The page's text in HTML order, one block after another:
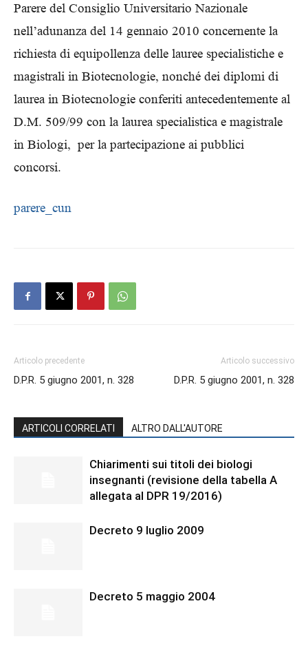
Parere del Consiglio Universitario Nazionale
nell’adunanza del 14 gennaio 2010 concernente la
richiesta di equipollenza delle lauree specialistiche e
magistrali in Biotecnologie, nonché dei diplomi di
laurea in Biotecnologie conferiti antecedentemente al
D.M. 509/99 con la laurea specialistica e magistrale
in Biologi, per la partecipazione ai pubblici
concorsi.
parere_cun
Articolo precedente
D.P.R. 5 giugno 2001, n. 328
Articolo successivo
D.P.R. 5 giugno 2001, n. 328
ARTICOLI CORRELATI ALTRO DALL'AUTORE
Chiarimenti sui titoli dei biologi
insegnanti (revisione della tabella A
allegata al DPR 19/2016)
Decreto 9 luglio 2009
Decreto 5 maggio 2004